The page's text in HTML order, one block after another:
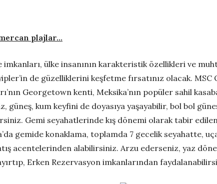
plajlar…
imkanları, ülke insanının karakteristik özellikleri ve
de güzelliklerini keşfetme fırsatınız olacak.
Georgetown kenti, Meksika’nın popüler sahil
güneş, kum keyfini de doyasıya yaşayabilir, bol bol
Gemi seyahatlerinde kış dönemi olarak tabir
gemide konaklama, toplamda 7 gecelik seyahatte,
acentelerinden alabilirsiniz. Arzu ederseniz, yaz
Erken Rezervasyon imkanlarından